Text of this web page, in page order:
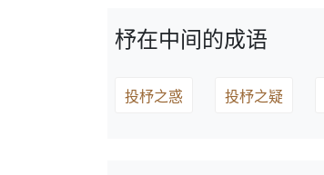
杼在中间的成语
投杼之惑 投杼之疑